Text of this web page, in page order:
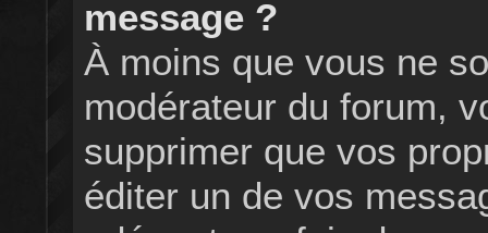
message ?
À moins que vous ne
modérateur du forum,
supprimer que vos
éditer un de vos